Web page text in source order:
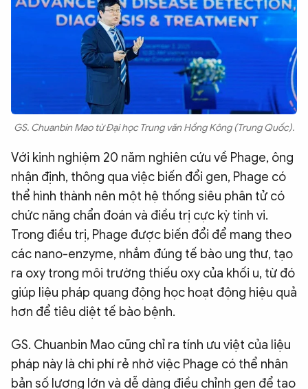
GS. Chuanbin Mao từ Đại học Trung văn Hồng Kông (Trung Quốc).
Với kinh nghiệm 20 năm nghiên cứu về Phage, ông
nhận định, thông qua việc biến đổi gen, Phage có
thể hình thành nên một hệ thống siêu phân tử có
chức năng chẩn đoán và điều trị cực kỳ tinh vi.
Trong điều trị, Phage được biến đổi để mang theo
các nano-enzyme, nhắm đúng tế bào ung thư, tạo
ra oxy trong môi trường thiếu oxy của khối u, từ đó
giúp liệu pháp quang động học hoạt động hiệu quả
hơn để tiêu diệt tế bào bệnh.
GS. Chuanbin Mao cũng chỉ ra tính ưu việt của liệu
pháp này là chi phí rẻ nhờ việc Phage có thể nhân
bản số lượng lớn và dễ dàng điều chỉnh gen để tạo